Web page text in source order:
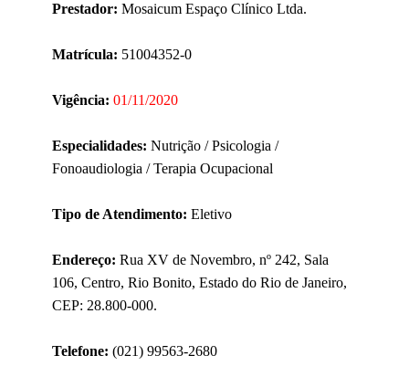
Prestador: Mosaicum Espaço Clínico Ltda.
Matrícula: 51004352-0
Vigência: 01/11/2020
Especialidades: Nutrição / Psicologia /
Fonoaudiologia / Terapia Ocupacional
Tipo de Atendimento: Eletivo
Endereço: Rua XV de Novembro, nº 242, Sala
106, Centro, Rio Bonito, Estado do Rio de Janeiro,
CEP: 28.800-000.
Telefone: (021) 99563-2680